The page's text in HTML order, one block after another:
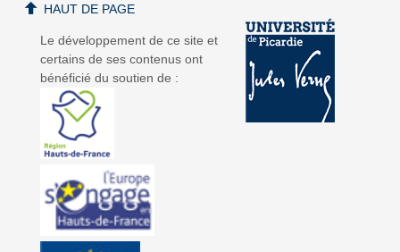
Le développement de ce site et
certains de ses contenus ont
bénéficié du soutien de :
HAUT DE PAGE